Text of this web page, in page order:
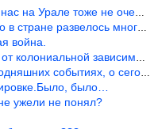
тоже не очень из-за до
развелось много ипанут
война.
зависимости, это
событиях, о сегодняшней
было…
ужели не понял?